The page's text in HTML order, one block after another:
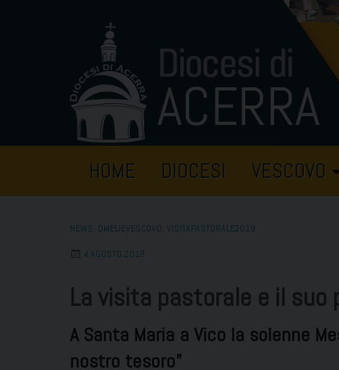
HOME DIOCESI VESCOVO
NEWS OMELIEVESCOVO VISITAPASTORALE2019
4 AGOSTO 2018
La visita pastorale e il suo
A Santa Maria a Vico la solenne
nostro tesoro”